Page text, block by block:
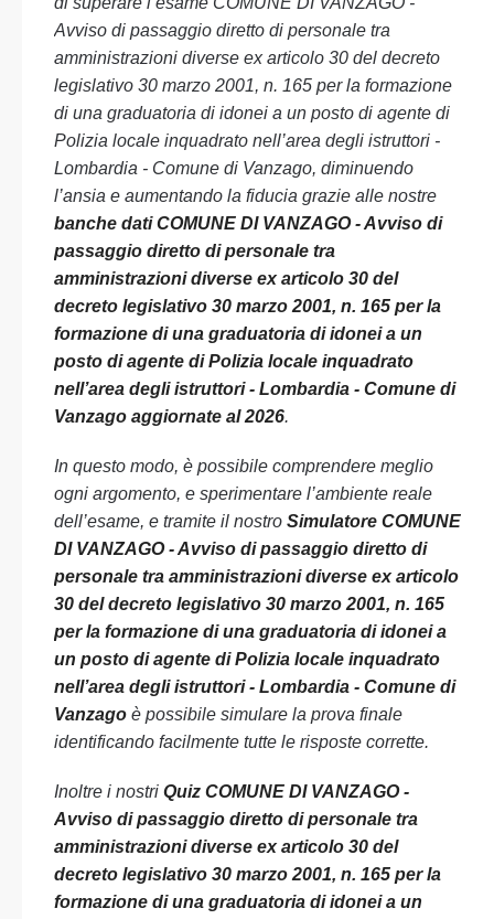
Avviso di passaggio diretto di personale tra
amministrazioni diverse ex articolo 30 del decreto
legislativo 30 marzo 2001, n. 165 per la formazione
di una graduatoria di idonei a un posto di agente di
Polizia locale inquadrato nell’area degli istruttori -
Lombardia - Comune di Vanzago, diminuendo
l’ansia e aumentando la fiducia grazie alle nostre
banche dati COMUNE DI VANZAGO - Avviso di
passaggio diretto di personale tra
amministrazioni diverse ex articolo 30 del
decreto legislativo 30 marzo 2001, n. 165 per la
formazione di una graduatoria di idonei a un
posto di agente di Polizia locale inquadrato
nell’area degli istruttori - Lombardia - Comune di
Vanzago aggiornate al 2026.
In questo modo, è possibile comprendere meglio
ogni argomento, e sperimentare l’ambiente reale
dell’esame, e tramite il nostro Simulatore COMUNE
DI VANZAGO - Avviso di passaggio diretto di
personale tra amministrazioni diverse ex articolo
30 del decreto legislativo 30 marzo 2001, n. 165
per la formazione di una graduatoria di idonei a
un posto di agente di Polizia locale inquadrato
nell’area degli istruttori - Lombardia - Comune di
Vanzago è possibile simulare la prova finale
identificando facilmente tutte le risposte corrette.
Inoltre i nostri Quiz COMUNE DI VANZAGO -
Avviso di passaggio diretto di personale tra
amministrazioni diverse ex articolo 30 del
decreto legislativo 30 marzo 2001, n. 165 per la
formazione di una graduatoria di idonei a un